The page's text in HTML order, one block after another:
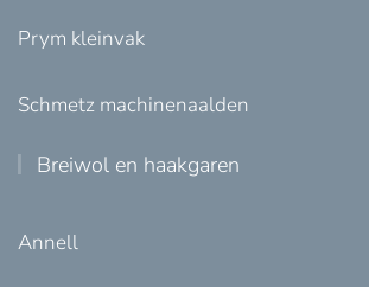
Prym kleinvak
Schmetz machinenaalden
Breiwol en haakgaren
Annell